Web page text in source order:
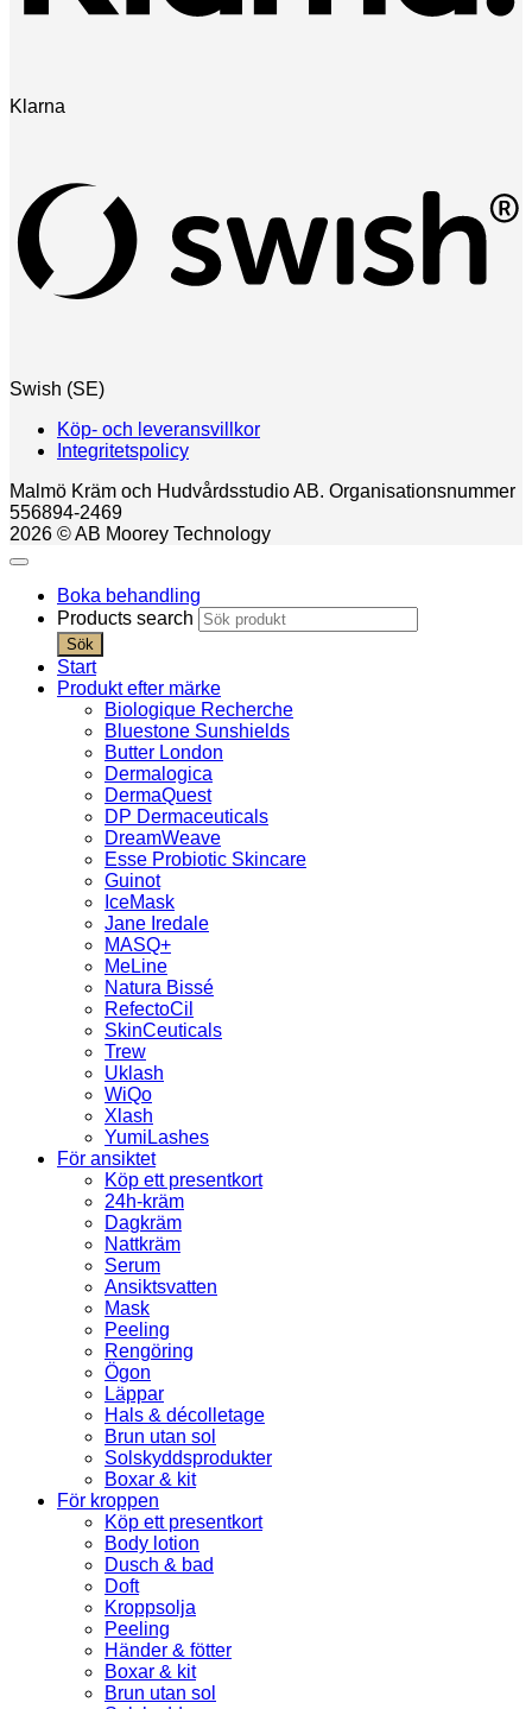
Klarna
Swish (SE)
Köp- och leveransvillkor
Integritetspolicy
Malmö Kräm och Hudvårdsstudio AB. Organisationsnummer
556894-2469
2026 © AB Moorey Technology
Boka behandling
Products search
Sök
Start
Produkt efter märke
Biologique Recherche
Bluestone Sunshields
Butter London
Dermalogica
DermaQuest
DP Dermaceuticals
DreamWeave
Esse Probiotic Skincare
Guinot
IceMask
Jane Iredale
MASQ+
MeLine
Natura Bissé
RefectoCil
SkinCeuticals
Trew
Uklash
WiQo
Xlash
YumiLashes
För ansiktet
Köp ett presentkort
24h-kräm
Dagkräm
Nattkräm
Serum
Ansiktsvatten
Mask
Peeling
Rengöring
Ögon
Läppar
Hals & décolletage
Brun utan sol
Solskyddsprodukter
Boxar & kit
För kroppen
Köp ett presentkort
Body lotion
Dusch & bad
Doft
Kroppsolja
Peeling
Händer & fötter
Boxar & kit
Brun utan sol